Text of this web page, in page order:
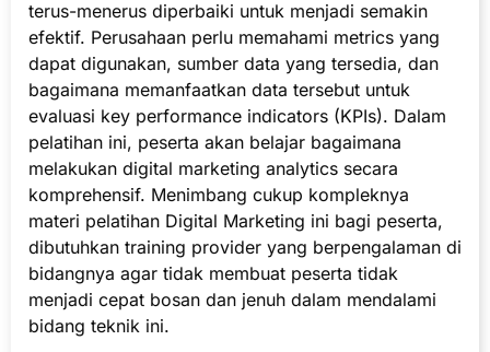
terus-menerus diperbaiki untuk menjadi semakin
efektif. Perusahaan perlu memahami metrics yang
dapat digunakan, sumber data yang tersedia, dan
bagaimana memanfaatkan data tersebut untuk
evaluasi key performance indicators (KPIs). Dalam
pelatihan ini, peserta akan belajar bagaimana
melakukan digital marketing analytics secara
komprehensif. Menimbang cukup kompleknya
materi pelatihan Digital Marketing ini bagi peserta,
dibutuhkan training provider yang berpengalaman di
bidangnya agar tidak membuat peserta tidak
menjadi cepat bosan dan jenuh dalam mendalami
bidang teknik ini.